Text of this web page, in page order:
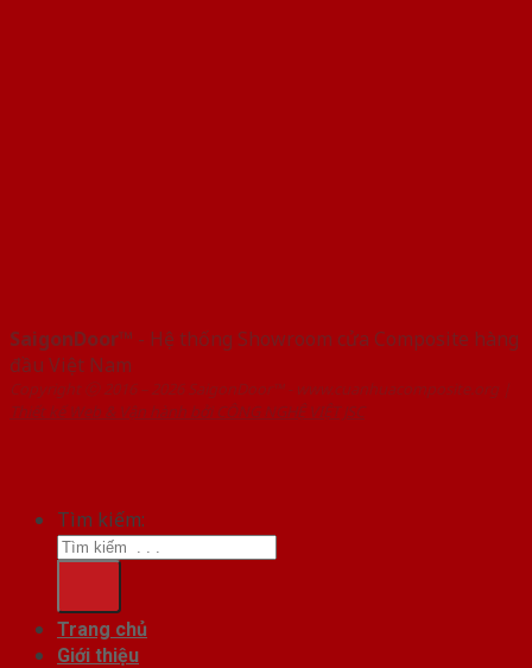
SaigonDoor™ - Hệ thống Showroom cửa Composite hàng
đầu Việt Nam
Copyright ⓒ 2016 – 2026 SaigonDoor™ - www.cuanhuacomposite.org |
Thiết kế Web & Vận hành bởi CÔNG NGHỆ VIỆT JSC
Tìm kiếm:
Trang chủ
Giới thiệu